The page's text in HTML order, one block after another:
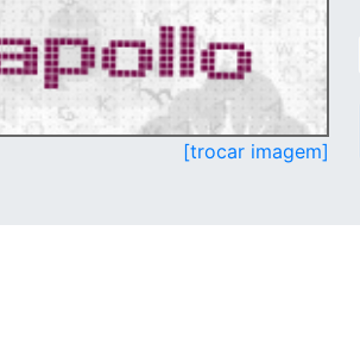
[trocar imagem]